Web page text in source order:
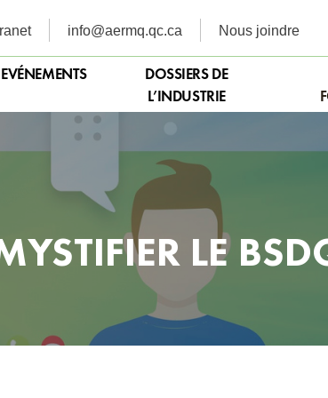
info@aermq.qc.ca Nous joindre
EVÉNEMENTS
DOSSIERS DE
L’INDUSTRIE
LE